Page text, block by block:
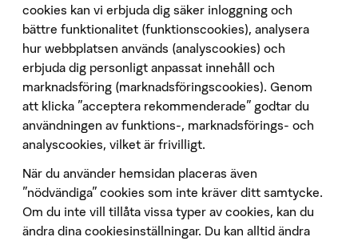
Hittamäklare
Developer Portal
Följ oss på sociala medier
Penningtvätt
Insättningsgarantin
Behandling av personuppgifter
cookies kan vi erbjuda dig säker inloggning och
bättre funktionalitet (funktionscookies), analysera
hur webbplatsen används (analyscookies) och
erbjuda dig personligt anpassat innehåll och
marknadsföring (marknadsföringscookies). Genom
att klicka "acceptera rekommenderade" godtar du
användningen av funktions-, marknadsförings- och
analyscookies, vilket är frivilligt.
När du använder hemsidan placeras även
”nödvändiga” cookies som inte kräver ditt samtycke.
Om du inte vill tillåta vissa typer av cookies, kan du
ändra dina cookiesinställningar. Du kan alltid ändra